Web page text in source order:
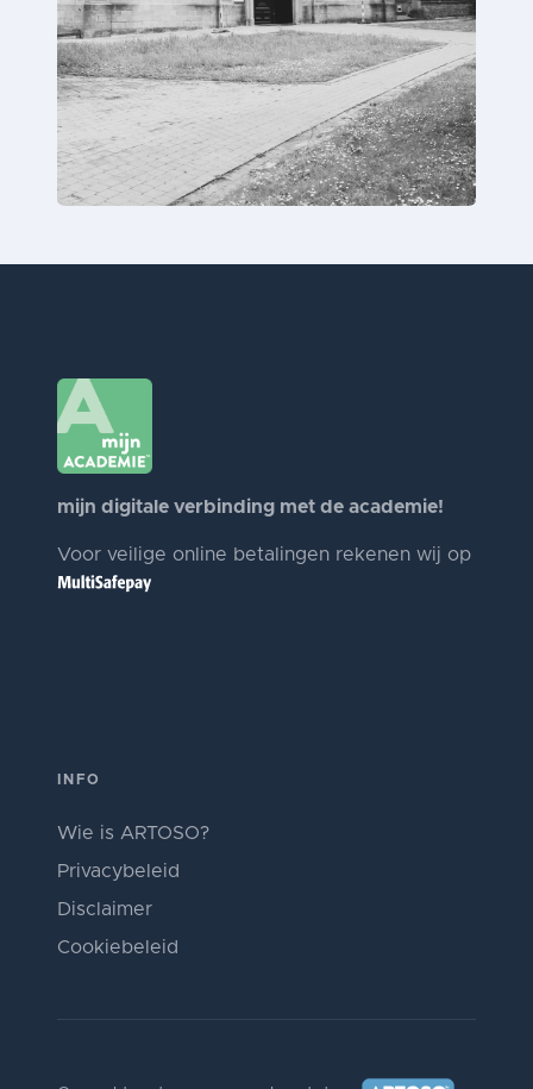
mijn digitale verbinding met de academie!
Voor veilige online betalingen rekenen wij op
INFO
Wie is ARTOSO?
Privacybeleid
Disclaimer
Cookiebeleid